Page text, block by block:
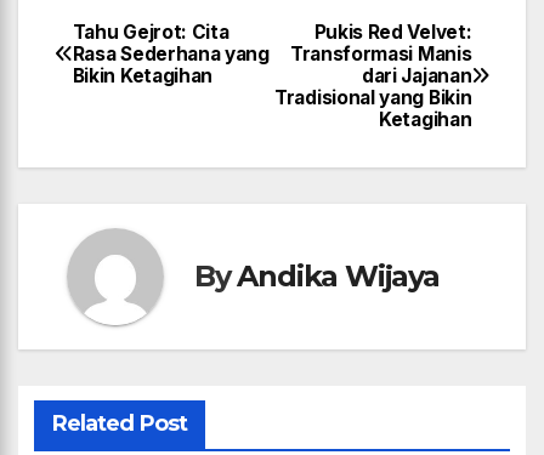
Pukis Red Velvet:
Transformasi Manis
dari Jajanan
Tradisional yang Bikin
Ketagihan
Tahu Gejrot: Cita
Rasa Sederhana yang
Bikin Ketagihan
ByAndika Wijaya
Related Post